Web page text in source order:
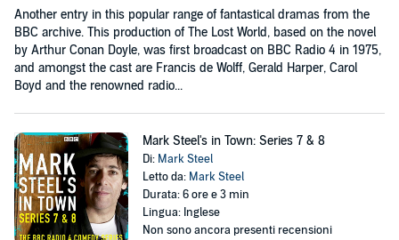
Another entry in this popular range of fantastical dramas from the
BBC archive. This production of The Lost World, based on the novel
by Arthur Conan Doyle, was first broadcast on BBC Radio 4 in 1975,
and amongst the cast are Francis de Wolff, Gerald Harper, Carol
Boyd and the renowned radio...
Mark Steel's in Town: Series 7 & 8
Di: Mark Steel
Letto da: Mark Steel
Durata: 6 ore e 3 min
Lingua: Inglese
Non sono ancora presenti recensioni